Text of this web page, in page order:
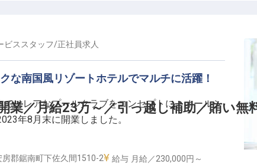
ご提案している当ホテルで、思い出の一つになるよ
を作ってみませんか？
んでいます。サーフィンやキャンプなど様々なアウ
から移住してきたスタッフも多数！新しい仕事と気
。
業／月給23万～／引っ越し補助／賄い無
ビススタッフ/正社員求人
な南国風リゾートホテルでマルチに活躍！
ではレアなプールクラブをコンセプトに、オールシ
年8月末に開業しました。
える"」と、トレンドに敏感なお客様から好評価の
房郡鋸南町下佐久間1510-2 給与 月給／230,000円～